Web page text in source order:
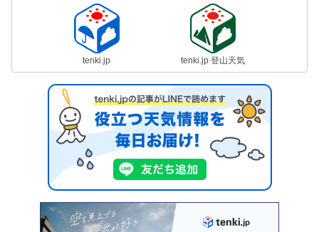
tenki.jp tenki.jp 登山天気